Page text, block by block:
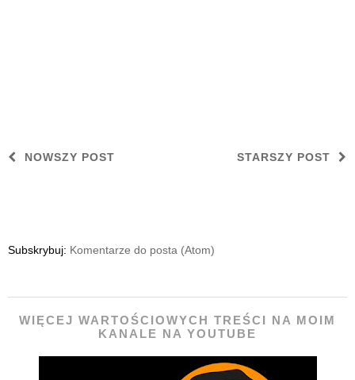
NOWSZY POST STARSZY POST
Subskrybuj: Komentarze do posta (Atom)
WIĘCEJ WARTOŚCIOWYCH TREŚCI NA MOIM
KANALE NA YOUTUBE